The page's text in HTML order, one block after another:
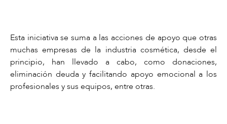
Esta iniciativa se suma a las acciones de apoyo que otras
muchas empresas de la industria cosmética, desde el
principio, han llevado a cabo, como donaciones,
eliminación deuda y facilitando apoyo emocional a los
profesionales y sus equipos, entre otras.